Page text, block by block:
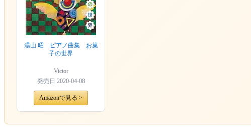
湯山 昭 ピアノ曲集 お菓
子の世界
Victor
発売日 2020-04-08
Amazonで見る >